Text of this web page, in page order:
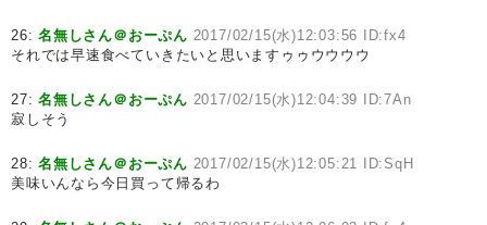
26:名無しさん＠おーぷん 2017/02/15(水)12:03:56 ID:fx4
それでは早速食べていきたいと思いますゥゥウウウウ
27:名無しさん＠おーぷん 2017/02/15(水)12:04:39 ID:7An
寂しそう
28:名無しさん＠おーぷん 2017/02/15(水)12:05:21 ID:SqH
美味いんなら今日買って帰るわ